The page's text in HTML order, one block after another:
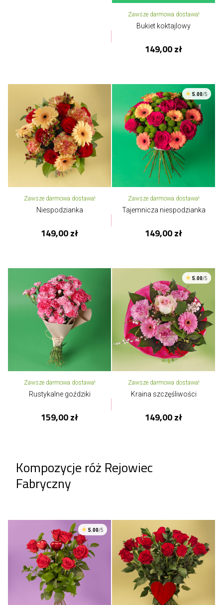
Zawsze darmowa dostawa!
Bukiet koktajlowy
149,00 zł
Zawsze darmowa dostawa!
Niespodzianka
149,00 zł
5.00/5
Zawsze darmowa dostawa!
Tajemnicza niespodzianka
149,00 zł
Zawsze darmowa dostawa!
Rustykalne goździki
159,00 zł
5.00/5
Zawsze darmowa dostawa!
Kraina szczęśliwości
149,00 zł
Kompozycje róż Rejowiec
Fabryczny
5.00/5